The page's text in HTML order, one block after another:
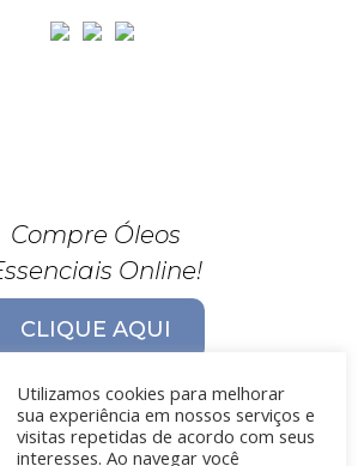
Compre Óleos
Online!
CLIQUE AQUI
Utilizamos cookies para melhorar
sua experiência em nossos serviços e
visitas repetidas de acordo com seus
interesses. Ao navegar você